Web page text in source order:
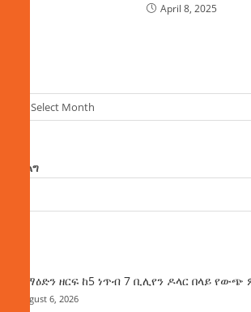
April 8, 2025
Select Month
ፈልግ
ከማዕድን ዘርፍ ከ5 ነጥብ 7 ቢሊየን ዶላር በላይ የውጭ
August 6, 2026